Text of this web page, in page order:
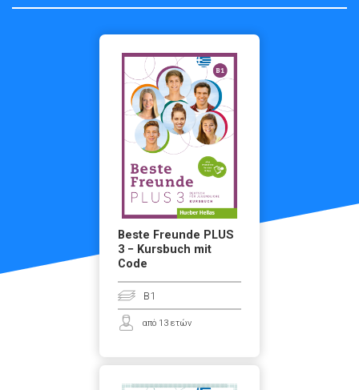
Beste Freunde PLUS
3 − Kursbuch mit
Code
B1
από 13 ετών